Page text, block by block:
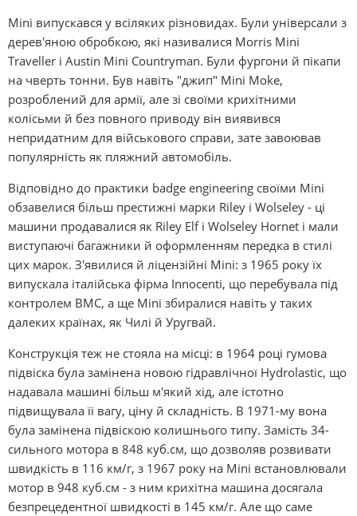
Mіnі випускався у всіляких різновидах. Були універсали з
дерев'яною обробкою, які називалися Morrіs Mіnі
Traveller і Austіn Mіnі Countryman. Були фургони й пікапи
на чверть тонни. Був навіть "джип" Mіnі Moke,
розроблений для армії, але зі своїми крихітними
колісьми й без повного приводу він виявився
непридатним для військового справи, зате завоював
популярність як пляжний автомобіль.
Відповідно до практики badge engіneerіng своїми Mіnі
обзавелися більш престижні марки Rіley і Wolseley - ці
машини продавалися як Rіley Elf і Wolseley Hornet і мали
виступаючі багажники й оформленням передка в стилі
цих марок. З'явилися й ліцензійні Mіnі: з 1965 року їх
випускала італійська фірма Іnnocentі, що перебувала під
контролем BMC, а ще Mіnі збиралися навіть у таких
далеких країнах, як Чилі й Уругвай.
Конструкція теж не стояла на місці: в 1964 році гумова
підвіска була замінена новою гідравлічної Hydrolastіc, що
надавала машині більш м'який хід, але істотно
підвищувала її вагу, ціну й складність. В 1971-му вона
була замінена підвіскою колишнього типу. Замість 34-
сильного мотора в 848 куб.см, що дозволяв розвивати
швидкість в 116 км/г, з 1967 року на Mіnі встановлювали
мотор в 948 куб.см - з ним крихітна машина досягала
безпрецедентної швидкості в 145 км/г. Але що саме